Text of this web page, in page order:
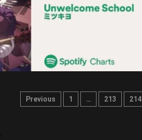
Posts
Previous 1 … 213 214